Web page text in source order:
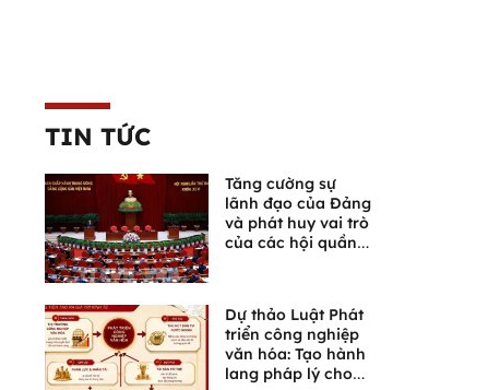
TIN TỨC
Tăng cường sự
lãnh đạo của Đảng
và phát huy vai trò
của các hội quần
Dự thảo Luật Phát
triển công nghiệp
văn hóa: Tạo hành
lang pháp lý cho